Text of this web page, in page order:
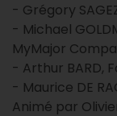
- Grégory
- Michael
MyMajor
- Arthur BARD,
- Maurice DE
Animé par